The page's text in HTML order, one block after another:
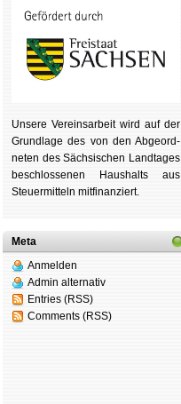
Unsere Ver­eins­ar­beit wird auf der
Grund­lage des von den Ab­ge­ord­
ne­ten des Säch­si­schen Land­tages
be­schlos­se­nen Haus­halts aus
Steu­er­mitteln mit­fi­nan­ziert.
Meta
Anmelden
Admin alternativ
Entries (RSS)
Comments (RSS)